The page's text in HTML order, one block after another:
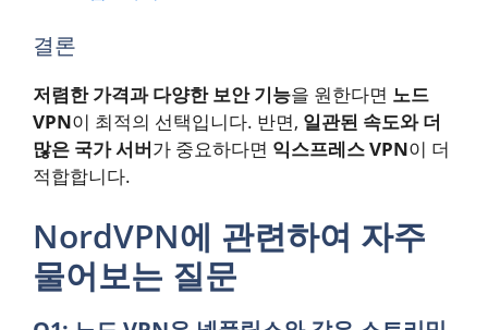
결론
저렴한 가격과 다양한 보안 기능을 원한다면 노드
VPN이 최적의 선택입니다. 반면, 일관된 속도와 더
많은 국가 서버가 중요하다면 익스프레스 VPN이 더
적합합니다.
NordVPN에 관련하여 자주
물어보는 질문